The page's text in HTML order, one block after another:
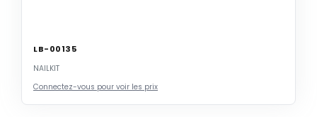
LB-00135
NAILKIT
Connectez-vous pour voir les prix